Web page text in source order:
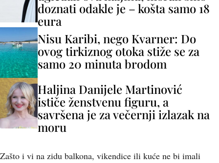
doznati odakle je – košta samo 18
eura
Nisu Karibi, nego Kvarner: Do
ovog tirkiznog otoka stiže se za
samo 20 minuta brodom
Haljina Danijele Martinović
ističe ženstvenu figuru, a
savršena je za večernji izlazak na
moru
Zašto i vi na zidu balkona, vikendice ili kuće ne bi imali